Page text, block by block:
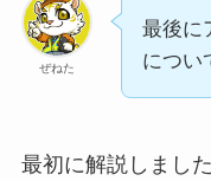
ぜねた
最後に
につい
最初に解説しまし